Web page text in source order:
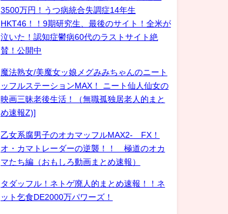
3500万円！うつ病統合失調症14年生
HKT46！！9期研究生、最後のサイト！全米が
泣いた！認知症鬱病60代のラストサイト絶
賛！公開中
魔法熟女/美魔女ッ娘メグみみちゃんのニート
ッフルステーションMAX！ ニート仙人仙女の
映画三昧老後生活！（無職孤独居老人的まと
め速報Z)]
乙女系腐男子のオカマッフルMAX2- FX！
オ・カマトレーダーの逆襲！！ 極道のオカ
マたち編（おもしろ動画まとめ速報）
タダッフル！ネトゲ廃人的まとめ速報！！ネ
ット乞食DE2000万パワーズ！